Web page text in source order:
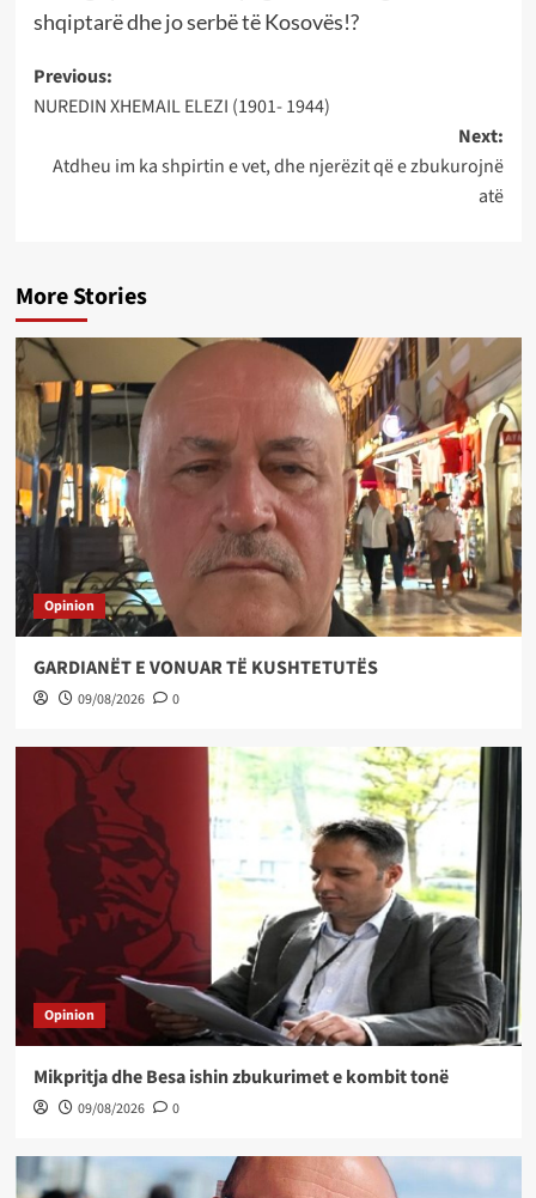
shqiptarë dhe jo serbë të Kosovës!?
Post
navigation
Previous:
NUREDIN XHEMAIL ELEZI (1901- 1944)
Next:
Atdheu im ka shpirtin e vet, dhe njerëzit që e zbukurojnë
atë
More Stories
Opinion
GARDIANËT E VONUAR TË KUSHTETUTËS
09/08/2026 0
Opinion
Mikpritja dhe Besa ishin zbukurimet e kombit tonë
09/08/2026 0